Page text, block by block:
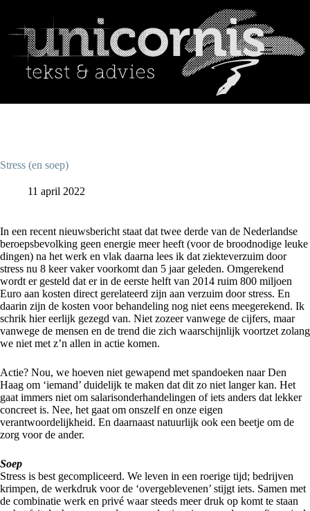
inhoud
Home
Tekst
Project- en
Contact
Stress (en soep)
11 april 2022
In een recent nieuwsbericht staat dat twee derde van de Nederlandse
beroepsbevolking geen energie meer heeft (voor de broodnodige leuke
dingen) na het werk en vlak daarna lees ik dat ziekteverzuim door
stress nu 8 keer vaker voorkomt dan 5 jaar geleden. Omgerekend
wordt er gesteld dat er in de eerste helft van 2014 ruim 800 miljoen
Euro aan kosten direct gerelateerd zijn aan verzuim door stress. En
daarin zijn de kosten voor behandeling nog niet eens meegerekend. Ik
schrik hier eerlijk gezegd van. Niet zozeer vanwege de cijfers, maar
vanwege de mensen en de trend die zich waarschijnlijk voortzet zolang
we niet met z’n allen in actie komen.
Actie? Nou, we hoeven niet gewapend met spandoeken naar Den
Haag om ‘iemand’ duidelijk te maken dat dit zo niet langer kan. Het
gaat immers niet om salarisonderhandelingen of iets anders dat lekker
concreet is. Nee, het gaat om onszelf en onze eigen
verantwoordelijkheid. En daarnaast natuurlijk ook een beetje om de
zorg voor de ander.
Soep
Stress is best gecompliceerd. We leven in een roerige tijd; bedrijven
krimpen, de werkdruk voor de ‘overgeblevenen’ stijgt iets. Samen met
de combinatie werk en privé waar steeds meer druk op komt te staan